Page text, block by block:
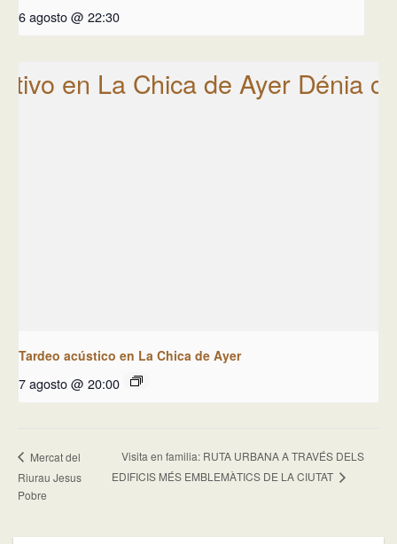
6 agosto @ 22:30
Tardeo acústico en La Chica de Ayer
7 agosto @ 20:00
Mercat del
Riurau Jesus
Pobre
Visita en familia: RUTA URBANA A TRAVÉS DELS
EDIFICIS MÉS EMBLEMÀTICS DE LA CIUTAT